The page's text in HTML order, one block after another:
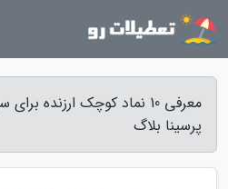
معرفی 10 نماد کوچک ارزنده
پرسینا بلاگ